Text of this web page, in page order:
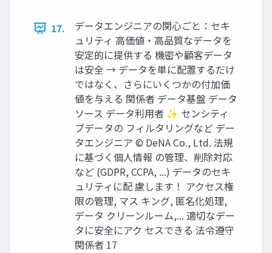
17.
データエンジニアの関⼼ごと：セキ
ュリティ ⾼価値‧⾼品質なデータを
安定的に提供する 機密や顧客データ
は安全 → データを単に配置するだけ
ではなく、さらにいくつかの付加価
値を与える 関係者 データ基盤 データ
ソース データ利⽤者 ✨ センシティ
ブデータの フィルタリングなど デー
タエンジニア © DeNA Co., Ltd. 法規
に基づく個⼈情報 の管理、削除対応
など (GDPR, CCPA, ...) データのセキ
ュリティに配 慮します！ アクセス権
限の管理, マス キング, 匿名化処理,
データ クリーンルーム,... 適切なデー
タに安全にアク セスできる 法令遵守
関係者 17